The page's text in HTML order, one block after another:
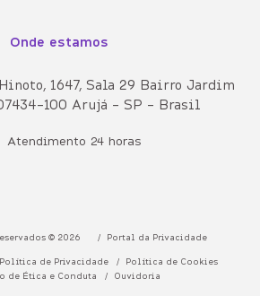
Onde estamos
1647, Sala 29 Bairro Jardim
100 Arujá - SP - Brasil
Atendimento 24 horas
© 2026 Portal da Privacidade
Política de Privacidade
Política de Cookies
de Ética e Conduta
Ouvidoria